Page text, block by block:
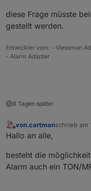
Bevor die
diese Frage müsste
gestellt werden.
Entwickler vom: - Viessman
- Alarm Adapter
8 Tagen später
Offline
von.cartmanschrieb am
zuletzt
Hallo an alle,
besteht die
Alarm auch ein TON/